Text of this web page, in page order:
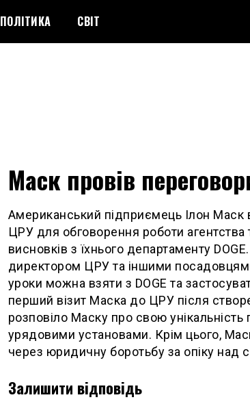
ПОЛІТИКА СВІТ
Маск провів
Американський підприємець Ілон Маск
ЦРУ для обговорення роботи агентства
висновків з їхнього департаменту
директором ЦРУ та іншими
уроки можна взяти з DOGE та
перший візит Маска до ЦРУ після
розповіло Маску про свою унікальність
урядовими установами. Крім цього,
через юридичну боротьбу за опіку над
Залишити відповідь